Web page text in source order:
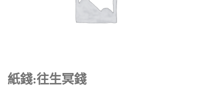
紙錢:往生冥錢